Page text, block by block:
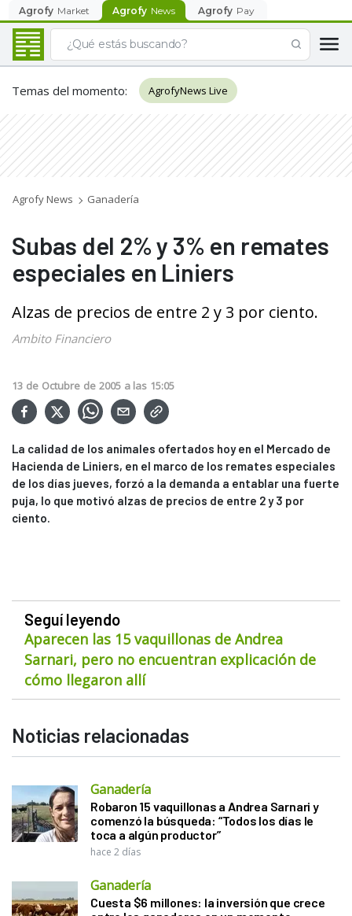
Agrofy Market Agrofy News Agrofy Pay
Temas del momento: AgrofyNews Live
Agrofy News Ganadería
Subas del 2% y 3% en remates
especiales en Liniers
Alzas de precios de entre 2 y 3 por ciento.
Ambito Financiero
13 de Octubre de 2005 a las 15:05
La calidad de los animales ofertados hoy en el Mercado de
Hacienda de Liniers, en el marco de los remates especiales
de los días jueves, forzó a la demanda a entablar una fuerte
puja, lo que motivó alzas de precios de entre 2 y 3 por
ciento.
Seguí leyendo
Aparecen las 15 vaquillonas de Andrea
Sarnari, pero no encuentran explicación de
cómo llegaron allí
Noticias relacionadas
Ganadería
Robaron 15 vaquillonas a Andrea Sarnari y
comenzó la búsqueda: “Todos los días le
toca a algún productor”
hace 2 días
Ganadería
Cuesta $6 millones: la inversión que crece